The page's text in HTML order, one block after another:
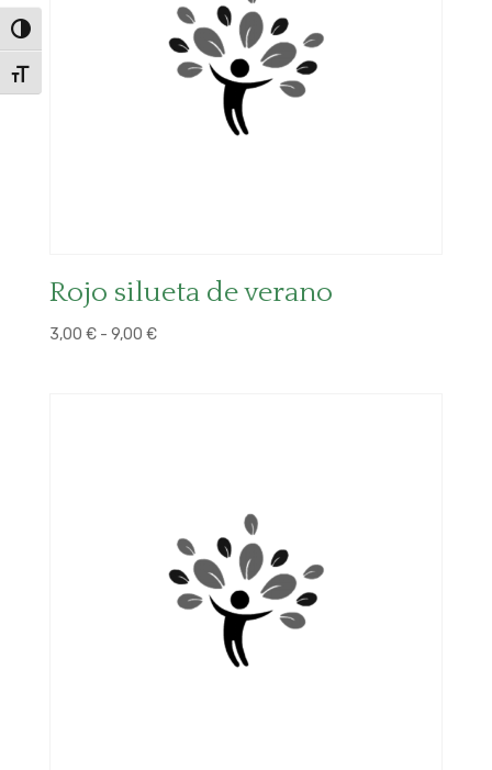
Alternar alto contraste
Alternar tamaño de letra
Rojo silueta de verano
3,00 € - 9,00 €Rango